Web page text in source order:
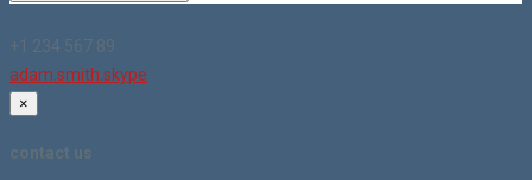
+1 234 567 89
adam.smith.skype
×
contact us